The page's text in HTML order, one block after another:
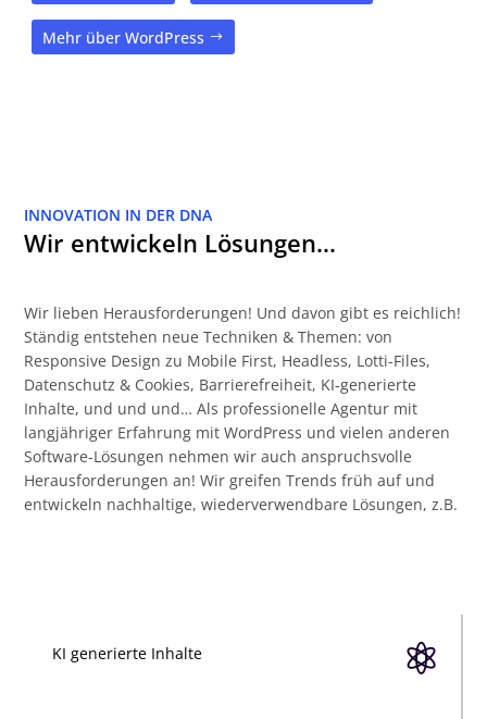
Mehr über WordPress
INNOVATION IN DER DNA
Wir entwickeln Lösungen…
Wir lieben Herausforderungen! Und davon gibt es reichlich!
Ständig entstehen neue Techniken & Themen: von
Responsive Design zu Mobile First, Headless, Lotti-Files,
Datenschutz & Cookies, Barrierefreiheit, KI-generierte
Inhalte, und und und… Als professionelle Agentur mit
langjähriger Erfahrung mit WordPress und vielen anderen
Software-Lösungen nehmen wir auch anspruchsvolle
Herausforderungen an! Wir greifen Trends früh auf und
entwickeln nachhaltige, wiederverwendbare Lösungen, z.B.

KI generierte Inhalte